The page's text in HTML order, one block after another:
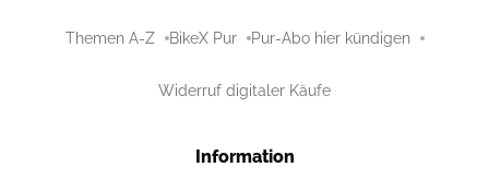
Themen A-Z BikeX Pur Pur-Abo hier kündigen
Widerruf digitaler Käufe
Information